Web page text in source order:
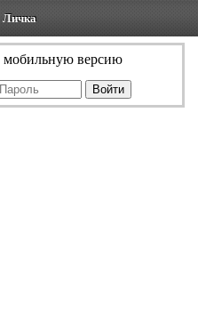
Личка
версию